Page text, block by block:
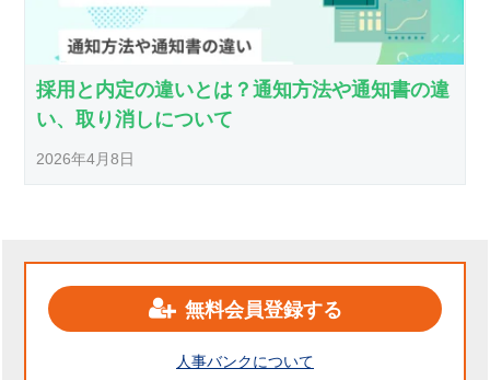
採用と内定の違いとは？通知方法や通知書の違
い、取り消しについて
2026年4月8日
無料会員登録する
人事バンクについて